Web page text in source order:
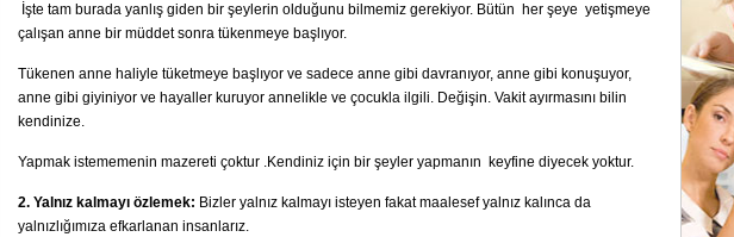
İşte tam burada yanlış giden bir şeylerin olduğunu bilmemiz gerekiyor. Bütün her şeye yetişmeye
çalışan anne bir müddet sonra tükenmeye başlıyor.
Tükenen anne haliyle tüketmeye başlıyor ve sadece anne gibi davranıyor, anne gibi konuşuyor,
anne gibi giyiniyor ve hayaller kuruyor annelikle ve çocukla ilgili. Değişin. Vakit ayırmasını bilin
kendinize.
Yapmak istememenin mazereti çoktur .Kendiniz için bir şeyler yapmanın keyfine diyecek yoktur.
2. Yalnız kalmayı özlemek: Bizler yalnız kalmayı isteyen fakat maalesef yalnız kalınca da
yalnızlığımıza efkarlanan insanlarız.